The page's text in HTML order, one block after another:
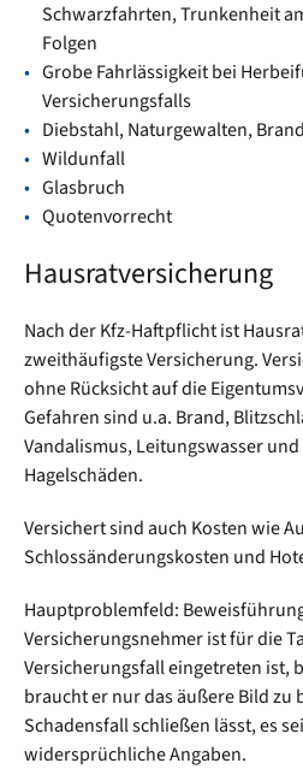
Schwarzfahrten, Trunkenheit
Folgen
Grobe Fahrlässigkeit bei
Versicherungsfalls
Diebstahl, Naturgewalten, Brand
Wildunfall
Glasbruch
Quotenvorrecht
Hausratversicherung
Nach der Kfz-Haftpflicht ist
zweithäufigste Versicherung.
ohne Rücksicht auf die
Gefahren sind u.a. Brand,
Vandalismus, Leitungswasser
Hagelschäden.
Versichert sind auch Kosten wie
Schlossänderungskosten und
Hauptproblemfeld:
Versicherungsnehmer ist für die
Versicherungsfall eingetreten ist,
braucht er nur das äußere Bild zu
Schadensfall schließen lässt, es
widersprüchliche Angaben.